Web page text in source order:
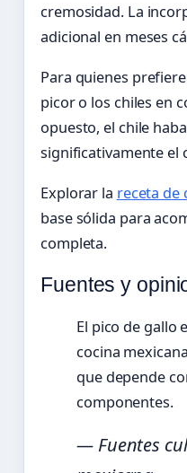
cremosidad. La
adicional en meses
Para quienes
picor o los chiles en
opuesto, el chile
significativamente el
Explorar la receta de
base sólida para
completa.
Fuentes y
El pico de gallo
cocina
que depende
componentes.
— Fuentes